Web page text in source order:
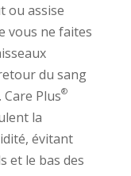
ou assise
vous ne faites
du sang
Plus®
la
évitant
et le bas des